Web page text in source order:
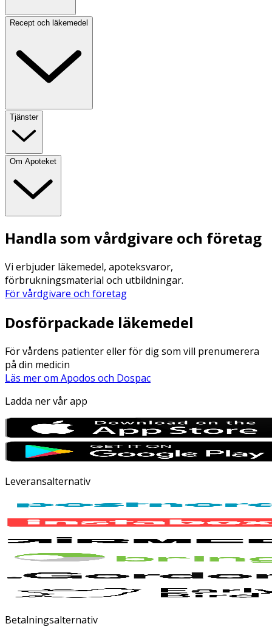
Recept och läkemedel
Tjänster
Om Apoteket
Handla som vårdgivare och företag
Vi erbjuder läkemedel, apoteksvaror,
förbrukningsmaterial och utbildningar.
För vårdgivare och företag
Dosförpackade läkemedel
För vårdens patienter eller för dig som vill prenumerera
på din medicin
Läs mer om Apodos och Dospac
Ladda ner vår app
Leveransalternativ
Betalningsalternativ